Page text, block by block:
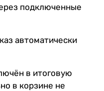
подключенные
автоматически
в итоговую
в корзине не